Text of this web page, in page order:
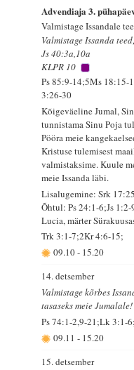
Advendiaja 3.
Valmistage Issandale
Valmistage Issanda
Js 40:3a,10a
KLPR 10
Ps 85:9-14;5Ms 18:15-
3:26-30
Kõigeväeline Jumal,
tunnistama Sinu Poja
Pööra meie
Kristuse tulemisest
valmistaksime. Kuule
meie Issanda läbi.
Lisalugemine: Srk
Õhtul: Ps 24:1-6;Js
Lucia, märter
Trk 3:1-7;2Kr 4:6-15;
09.10- 15.20
14. detsember
Valmistage kõrbes
tasaseks meie
Ps 74:1-2,9-21;Lk 3:1-
09.11- 15.20
15. detsember